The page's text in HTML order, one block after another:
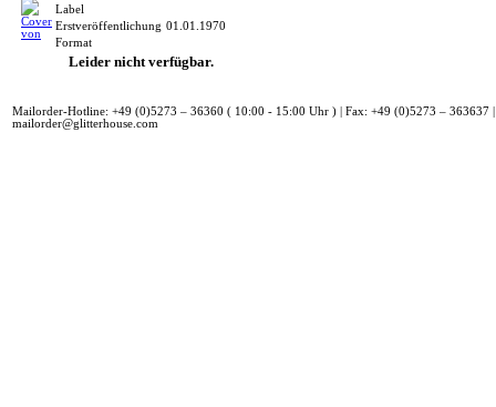
Label
Erstveröffentlichung 01.01.1970
Format
Leider nicht verfügbar.
Mailorder-Hotline: +49 (0)5273 – 36360 ( 10:00 - 15:00 Uhr ) | Fax: +49 (0)5273 – 363637
mailorder@glitterhouse.com